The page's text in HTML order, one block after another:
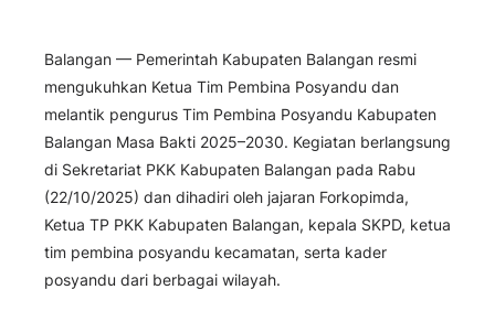
Balangan — Pemerintah Kabupaten Balangan resmi
mengukuhkan Ketua Tim Pembina Posyandu dan
melantik pengurus Tim Pembina Posyandu Kabupaten
Balangan Masa Bakti 2025–2030. Kegiatan berlangsung
di Sekretariat PKK Kabupaten Balangan pada Rabu
(22/10/2025) dan dihadiri oleh jajaran Forkopimda,
Ketua TP PKK Kabupaten Balangan, kepala SKPD, ketua
tim pembina posyandu kecamatan, serta kader
posyandu dari berbagai wilayah.